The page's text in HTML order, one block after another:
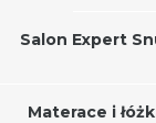
Salon Expert
Materace i